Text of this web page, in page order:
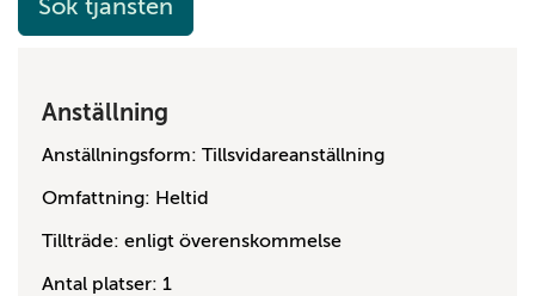
Sök tjänsten
Anställning
Anställningsform: Tillsvidareanställning
Omfattning: Heltid
Tillträde: enligt överenskommelse
Antal platser: 1